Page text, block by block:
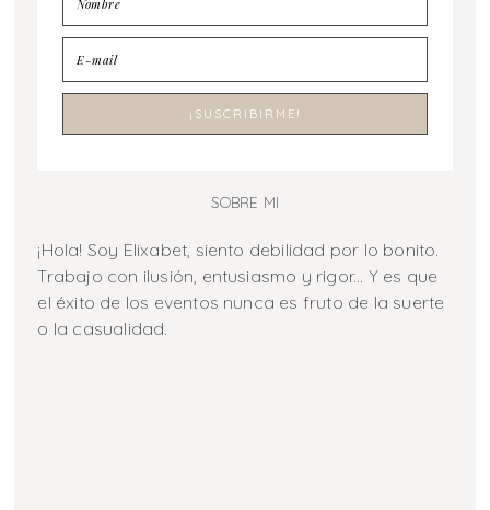
SOBRE MI
¡Hola! Soy Elixabet, siento debilidad por lo bonito.
Trabajo con ilusión, entusiasmo y rigor... Y es que
el éxito de los eventos nunca es fruto de la suerte
o la casualidad.